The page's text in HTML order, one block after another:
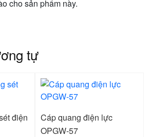
cho sản phẩm này.
tự
điện
Cáp quang điện lực
OPGW-57